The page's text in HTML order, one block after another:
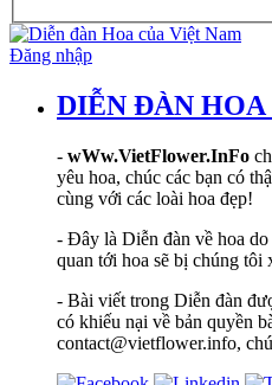
Đăng nhập
DIỄN ĐÀN
- wWw.VietFlower.InFo
yêu hoa, chúc các bạn có
cùng với các loài hoa đẹp!
- Đây là Diễn đàn về hoa
quan tới hoa sẽ bị chúng tôi
- Bài viết trong Diễn đàn
có khiếu nại về bản quyền
contact@vietflower.info,